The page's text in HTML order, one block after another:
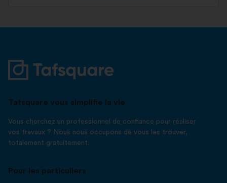
Tafsquare vous simplifie la vie
Vous cherchez un professionnel de confiance pour réaliser
vos travaux ? Nous nous occupons de vous les trouver,
totalement gratuitement.
Pour les particuliers